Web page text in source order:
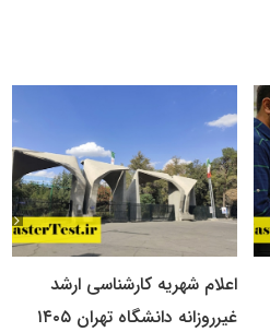
اعلام شهریه کارشناسی ارشد
غیرروزانه دانشگاه تهران ۱۴۰۵